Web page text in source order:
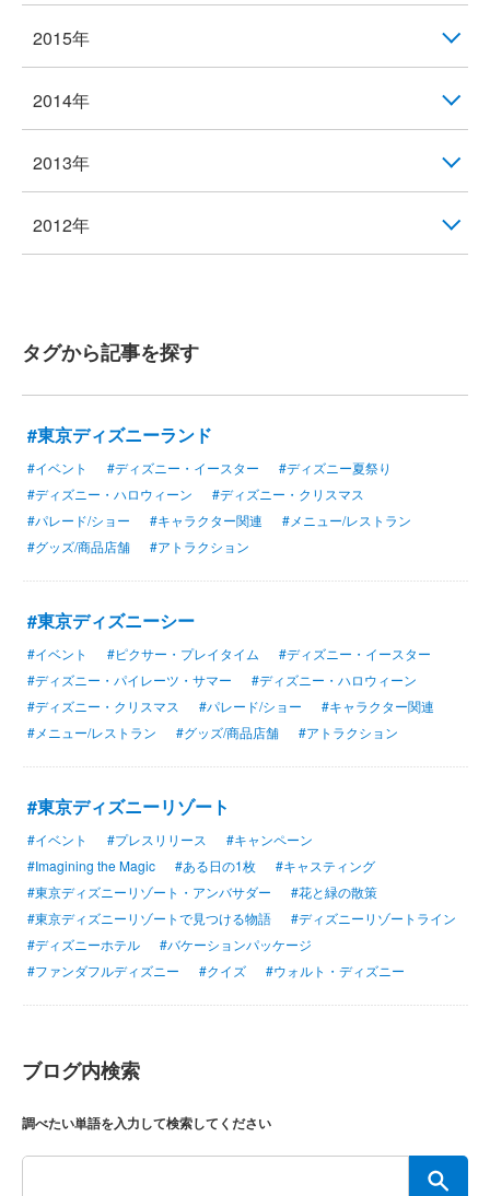
2015年
2014年
2013年
2012年
タグから記事を探す
#東京ディズニーランド
#イベント #ディズニー・イースター
#ディズニー夏祭り
#ディズニー・ハロウィーン
#ディズニー・クリスマス
#パレード/ショー
#キャラクター関連
#メニュー/レストラン
#グッズ/商品店舗
#アトラクション
#東京ディズニーシー
#イベント #ピクサー・プレイタイム
#ディズニー・イースター
#ディズニー・パイレーツ・サマー
#ディズニー・ハロウィーン
#ディズニー・クリスマス
#パレード/ショー
#キャラクター関連
#メニュー/レストラン
#グッズ/商品店舗 #アトラクション
#東京ディズニーリゾート
#イベント #プレスリリース
#キャンペーン
#Imagining the Magic
#ある日の1枚
#キャスティング
#東京ディズニーリゾート・アンバサダー
#花と緑の散策
#東京ディズニーリゾートで見つける物語
#ディズニーリゾートライン
#ディズニーホテル
#バケーションパッケージ
#ファンダフルディズニー
#クイズ #ウォルト・ディズニー
ブログ内検索
調べたい単語を入力して検索してください